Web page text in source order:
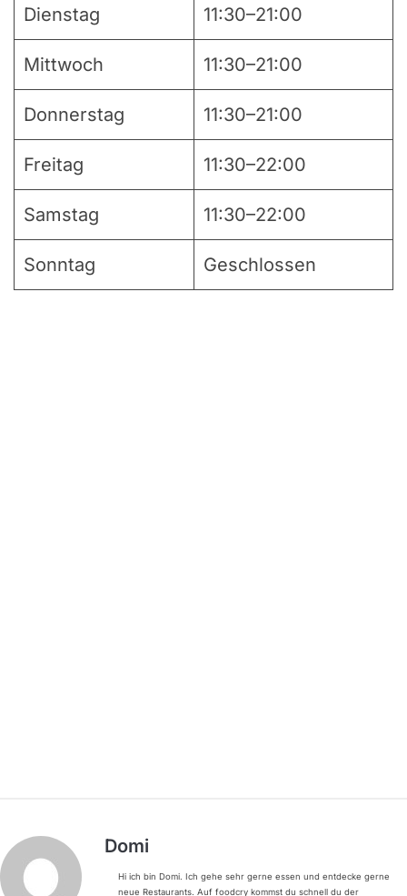
Dienstag 11:30–21:00
Mittwoch 11:30–21:00
Donnerstag 11:30–21:00
Freitag 11:30–22:00
Samstag 11:30–22:00
Sonntag Geschlossen
Domi
Hi ich bin Domi. Ich gehe sehr gerne essen und entdecke gerne
neue Restaurants. Auf foodcry kommst du schnell du der